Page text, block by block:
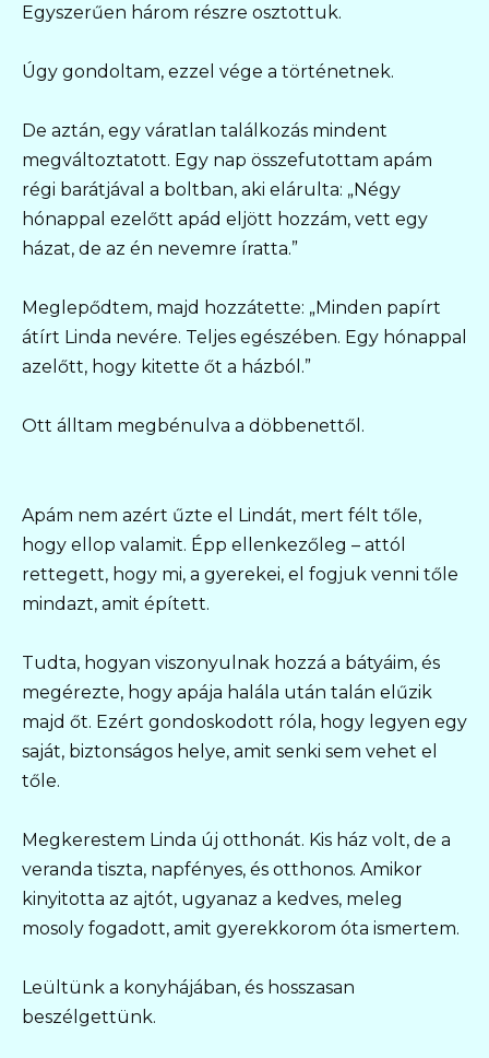
Egyszerűen három részre osztottuk.
Úgy gondoltam, ezzel vége a történetnek.
De aztán, egy váratlan találkozás mindent
megváltoztatott. Egy nap összefutottam apám
régi barátjával a boltban, aki elárulta: „Négy
hónappal ezelőtt apád eljött hozzám, vett egy
házat, de az én nevemre íratta.”
Meglepődtem, majd hozzátette: „Minden papírt
átírt Linda nevére. Teljes egészében. Egy hónappal
azelőtt, hogy kitette őt a házból.”
Ott álltam megbénulva a döbbenettől.
Apám nem azért űzte el Lindát, mert félt tőle,
hogy ellop valamit. Épp ellenkezőleg – attól
rettegett, hogy mi, a gyerekei, el fogjuk venni tőle
mindazt, amit épített.
Tudta, hogyan viszonyulnak hozzá a bátyáim, és
megérezte, hogy apája halála után talán elűzik
majd őt. Ezért gondoskodott róla, hogy legyen egy
saját, biztonságos helye, amit senki sem vehet el
tőle.
Megkerestem Linda új otthonát. Kis ház volt, de a
veranda tiszta, napfényes, és otthonos. Amikor
kinyitotta az ajtót, ugyanaz a kedves, meleg
mosoly fogadott, amit gyerekkorom óta ismertem.
Leültünk a konyhájában, és hosszasan
beszélgettünk.